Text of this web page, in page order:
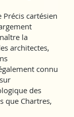
Précis cartésien
la
architectes,
connu
des
que Chartres,